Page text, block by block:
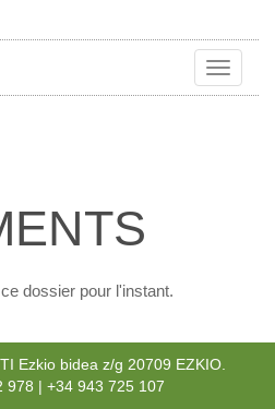
Toggle
dossier pour l'instant.
Ezkio bidea z/g 20709 EZKIO.
978 | +34 943 725 107